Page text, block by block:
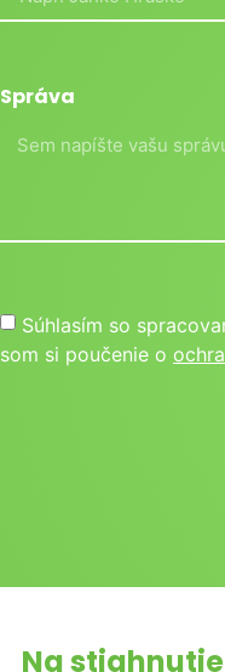
Správa
Súhlasím so
som si poučenie o
Na stiahnutie